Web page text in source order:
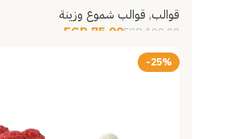
قوالب, قوالب شموع وزينة
100.00
EGP
75.00
EGP
قراءة المزيد
-25%